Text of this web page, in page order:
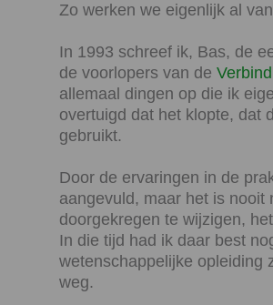
Zo werken we eigenlijk al
In 1993 schreef ik, Bas, de
de voorlopers van de
allemaal dingen op die ik
overtuigd dat het klopte, dat
gebruikt.
Door de ervaringen in de
aangevuld, maar het is nooit
doorgekregen te wijzigen,
In die tijd had ik daar best
wetenschappelijke opleiding
weg.